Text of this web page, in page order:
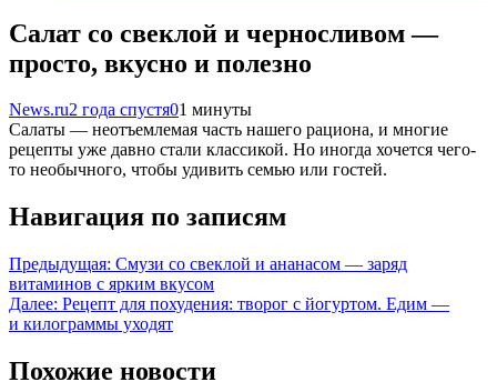
Салат со свеклой и черносливом —
просто, вкусно и полезно
News.ru2 года спустя01 минуты
Салаты — неотъемлемая часть нашего рациона, и многие
рецепты уже давно стали классикой. Но иногда хочется чего-
то необычного, чтобы удивить семью или гостей.
Навигация по записям
Предыдущая: Смузи со свеклой и ананасом — заряд
витаминов с ярким вкусом
Далее: Рецепт для похудения: творог с йогуртом. Едим —
и килограммы уходят
Похожие новости